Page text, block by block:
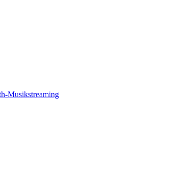
Musikstreaming